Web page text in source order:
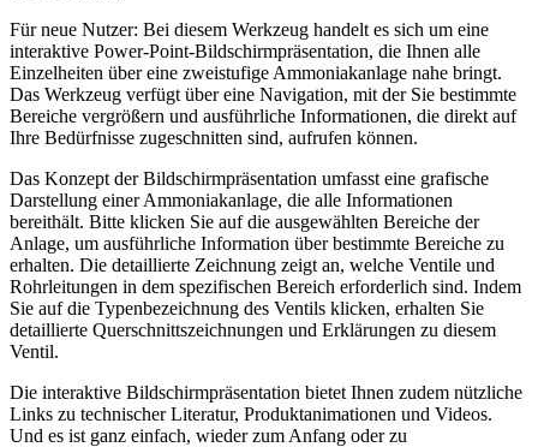
Für neue Nutzer: Bei diesem Werkzeug handelt es sich um eine
interaktive Power-Point-Bildschirmpräsentation, die Ihnen alle
Einzelheiten über eine zweistufige Ammoniakanlage nahe bringt.
Das Werkzeug verfügt über eine Navigation, mit der Sie bestimmte
Bereiche vergrößern und ausführliche Informationen, die direkt auf
Ihre Bedürfnisse zugeschnitten sind, aufrufen können.
Das Konzept der Bildschirmpräsentation umfasst eine grafische
Darstellung einer Ammoniakanlage, die alle Informationen
bereithält. Bitte klicken Sie auf die ausgewählten Bereiche der
Anlage, um ausführliche Information über bestimmte Bereiche zu
erhalten. Die detaillierte Zeichnung zeigt an, welche Ventile und
Rohrleitungen in dem spezifischen Bereich erforderlich sind. Indem
Sie auf die Typenbezeichnung des Ventils klicken, erhalten Sie
detaillierte Querschnittszeichnungen und Erklärungen zu diesem
Ventil.
Die interaktive Bildschirmpräsentation bietet Ihnen zudem nützliche
Links zu technischer Literatur, Produktanimationen und Videos.
Und es ist ganz einfach, wieder zum Anfang oder zu